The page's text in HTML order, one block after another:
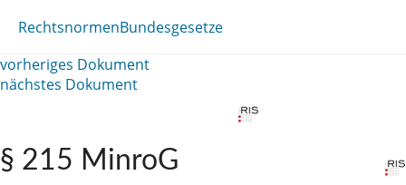
RechtsnormenBundesgesetze
vorheriges Dokument
nächstes Dokument
§ 215 MinroG